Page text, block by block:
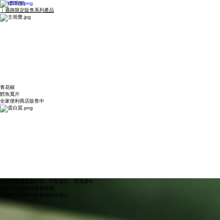
​｜大田官網
｜通路限定販售系列產品
​青花椒
鱈魚寬片
​全家便利商店販售中
以鱈魚製成寬薄片狀，片型寬大、厚薄適中
咀嚼間更能帶出魚香與調味層次